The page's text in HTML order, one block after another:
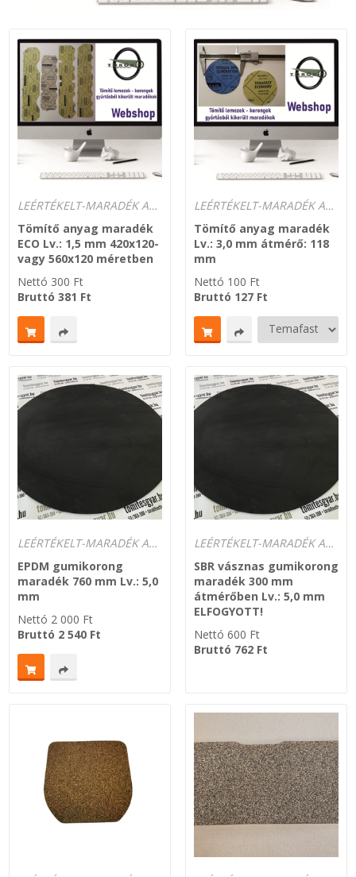
GOLYÓK-MAGTISZTÍTÓK-KREATÍV
O-GYŰRŰ
KÁBELVEZETŐ GUMI - HATÁROLÓK
SIMÍTÓZÁRAS TASAK
KÖTÖZŐK-JELÖLŐK-IRATTARTÓK
LEÉRTÉKELT-MARADÉK ANYAGOK
Tömítő anyag maradék
ECO Lv.: 1,5 mm 420x120-
vagy 560x120 méretben
Nettó 300 Ft
Bruttó381 Ft
LEÉRTÉKELT-MARADÉK ANYAGOK
Tömítő anyag maradék
Lv.: 3,0 mm átmérő: 118
mm
Nettó 100 Ft
Bruttó 127Ft
LEÉRTÉKELT-MARADÉK ANYAGOK
EPDM gumikorong
maradék 760 mm Lv.: 5,0
mm
Nettó 2 000 Ft
Bruttó 2 540 Ft
LEÉRTÉKELT-MARADÉK ANYAGOK
SBR vásznas gumikorong
maradék 300 mm
átmérőben Lv.: 5,0 mm
ELFOGYOTT!
Nettó 600 Ft
Bruttó 762Ft